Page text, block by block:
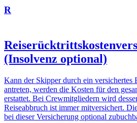
R
(Insolvenz optional)
Kann der Skipper durch ein versichertes
antreten, werden die Kosten für den
erstattet. Bei Crewmitgliedern wird
Reiseabbruch ist immer mitversichert.
bei dieser Versicherung optional